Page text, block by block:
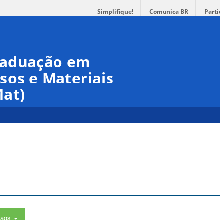
Simplifique! Comunica BR
em
e Materiais